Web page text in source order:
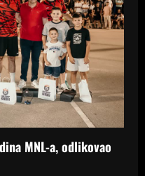
MNL-a, odlikovao